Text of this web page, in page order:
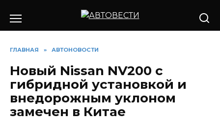
содержанию
ГЛАВНАЯ » АВТОНОВОСТИ
Новый Nissan NV200 с
гибридной установкой и
внедорожным уклоном
замечен в Китае